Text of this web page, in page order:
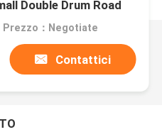
Double Drum Road
Prezzo：Negotiate
Contattici